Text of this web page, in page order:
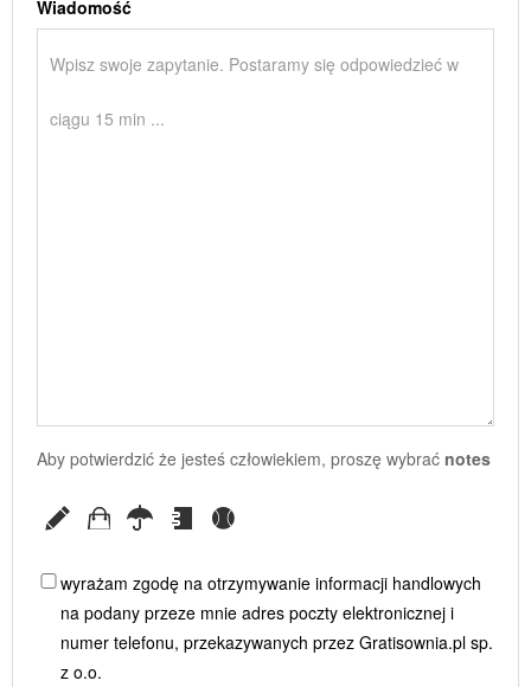
Wiadomość
Aby potwierdzić że jesteś człowiekiem, proszę wybrać notes
wyrażam zgodę na otrzymywanie informacji handlowych
na podany przeze mnie adres poczty elektronicznej i
numer telefonu, przekazywanych przez Gratisownia.pl sp.
z o.o.